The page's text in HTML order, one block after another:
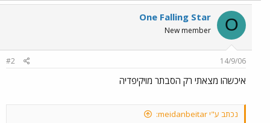
O
One Falling Star
New member
14/9/06
#2
איכשהו מצאתי רק הסבתר מויקיפדיה
נכתב ע"י meidanbeitar: